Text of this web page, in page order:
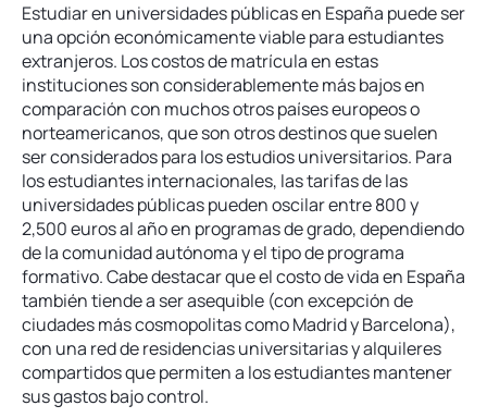
Estudiar en universidades públicas en España puede ser
una opción económicamente viable para estudiantes
extranjeros. Los costos de matrícula en estas
instituciones son considerablemente más bajos en
comparación con muchos otros países europeos o
norteamericanos, que son otros destinos que suelen
ser considerados para los estudios universitarios. Para
los estudiantes internacionales, las tarifas de las
universidades públicas pueden oscilar entre 800 y
2,500 euros al año en programas de grado, dependiendo
de la comunidad autónoma y el tipo de programa
formativo. Cabe destacar que el costo de vida en España
también tiende a ser asequible (con excepción de
ciudades más cosmopolitas como Madrid y Barcelona),
con una red de residencias universitarias y alquileres
compartidos que permiten a los estudiantes mantener
sus gastos bajo control.